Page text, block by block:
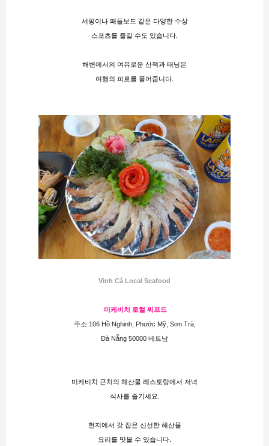
서핑이나 패들보드 같은 다양한 수상
스포츠를 즐길 수도 있습니다.
해변에서의 여유로운 산책과 태닝은
여행의 피로를 풀어줍니다.
Vinh Cá Local Seafood
미케비치 로컬 씨프드
주소:106 Hồ Nghinh, Phước Mỹ, Sơn Trà,
Đà Nẵng 50000 베트남
미케비치 근처의 해산물 레스토랑에서 저녁
식사를 즐기세요.
현지에서 갓 잡은 신선한 해산물
요리를 맛볼 수 있습니다.